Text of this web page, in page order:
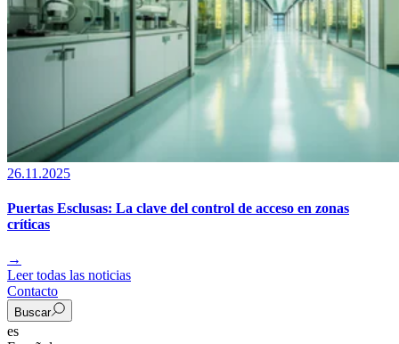
26.11.2025
Puertas Esclusas: La clave del control de acceso en zonas
críticas
→
Leer todas las noticias
Contacto
Buscar
es